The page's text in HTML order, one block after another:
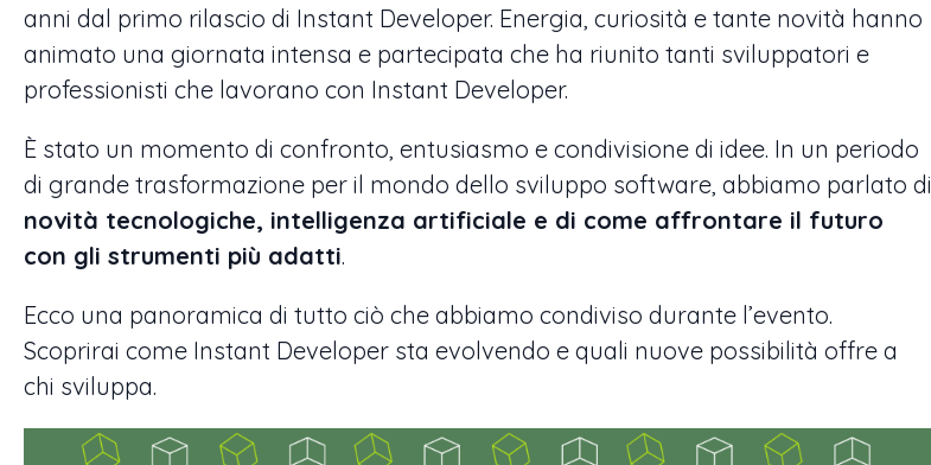
anni dal primo rilascio di Instant Developer. Energia, curiosità e tante novità hanno
animato una giornata intensa e partecipata che ha riunito tanti sviluppatori e
professionisti che lavorano con Instant Developer.
È stato un momento di confronto, entusiasmo e condivisione di idee. In un periodo
di grande trasformazione per il mondo dello sviluppo software, abbiamo parlato di
novità tecnologiche, intelligenza artificiale e di come affrontare il futuro
con gli strumenti più adatti.
Ecco una panoramica di tutto ciò che abbiamo condiviso durante l’evento.
Scoprirai come Instant Developer sta evolvendo e quali nuove possibilità offre a
chi sviluppa.